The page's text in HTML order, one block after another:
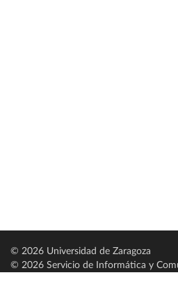
© 2026 Universidad de Zaragoza
© 2026 Servicio de Informática y